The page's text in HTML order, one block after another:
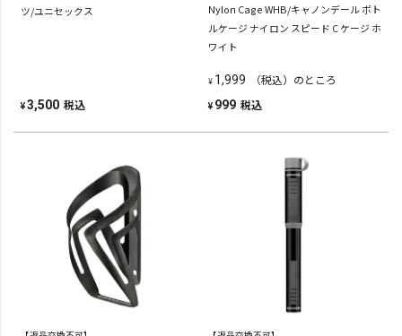
ツ/ユニセックス
¥3,500 税込
Nylon Cage WHB/キャノンデール ボト
ルケージ ナイロン スピード C ケージ ホ
ワイト
¥ 1,999 （税込）のところ
¥ 999 税込